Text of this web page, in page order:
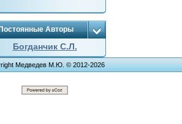
Постоянные Авторы
Богданчик С.Л.
Медведев М.Ю. © 2012-2026